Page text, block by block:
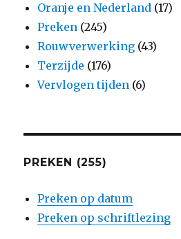
Oranje en Nederland (17)
Preken (245)
Rouwverwerking (43)
Terzijde (176)
Vervlogen tijden (6)
PREKEN (255)
Preken op datum
Preken op schriftlezing